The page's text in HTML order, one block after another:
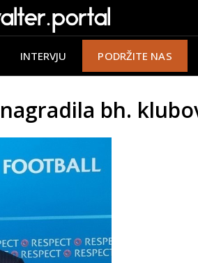
INTERVJU PODRŽITE NAS
nagradila bh.